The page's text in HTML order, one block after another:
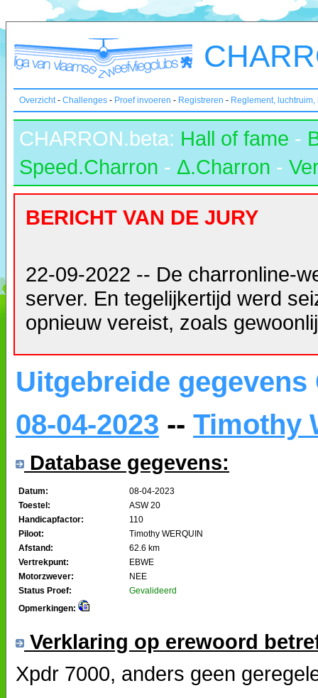
Overzicht- Challenges - Proef invoeren - Registreren - Reglement,
CHARRON.beta: Hall of fame -
Speed.Charron - Δ.Charron -
BERICHT VAN DE JURY
22-09-2022 -- De charronline-
server. En tegelijkertijd werd
opnieuw vereist, zoals
Uitgebreide
08-04-2023 -- Timothy
Database gegevens:
Datum:
08-04-2023
Toestel:
ASW 20
Handicapfactor:
110
Piloot:
Timothy WERQUIN
Afstand:
62.6 km
Vertrekpunt:
EBWE
Motorzwever:
NEE
Status Proef:
Gevalideerd
Opmerkingen:
Verklaring op erewoord
Xpdr 7000, anders geen